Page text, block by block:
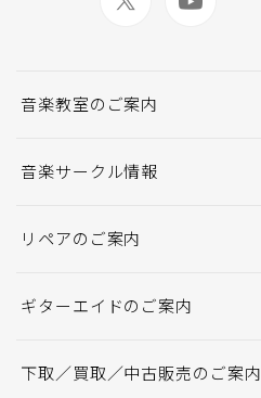
音楽教室のご案内
音楽サークル情報
リペアのご案内
ギターエイドのご案内
下取／買取／中古販売のご案内